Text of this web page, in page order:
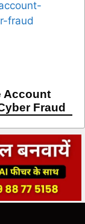
Account
Fraud